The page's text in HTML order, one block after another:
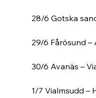
28/6 Gotska
29/6 Fårösund –
30/6 Avanäs –
1/7 Vialmsudd –